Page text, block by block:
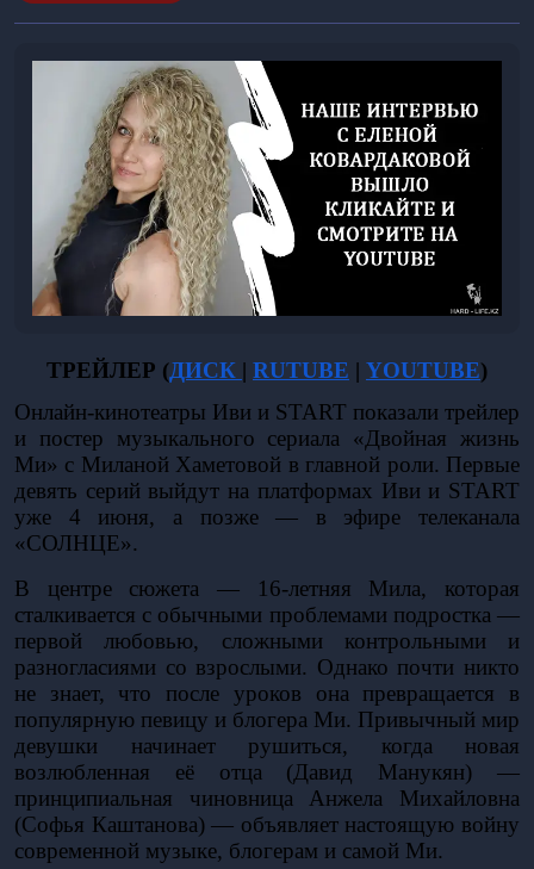
ТРЕЙЛЕР (ДИСК | RUTUBE | YOUTUBE)
Онлайн-кинотеатры Иви и START показали трейлер
и постер музыкального сериала «Двойная жизнь
Ми» с Миланой Хаметовой в главной роли. Первые
девять серий выйдут на платформах Иви и START
уже 4 июня, а позже — в эфире телеканала
«СОЛНЦЕ».
В центре сюжета — 16-летняя Мила, которая
сталкивается с обычными проблемами подростка —
первой любовью, сложными контрольными и
разногласиями со взрослыми. Однако почти никто
не знает, что после уроков она превращается в
популярную певицу и блогера Ми. Привычный мир
девушки начинает рушиться, когда новая
возлюбленная её отца (Давид Манукян) —
принципиальная чиновница Анжела Михайловна
(Софья Каштанова) — объявляет настоящую войну
современной музыке, блогерам и самой Ми.